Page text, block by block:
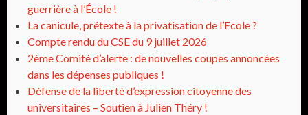
guerrière à l’École !
La canicule, prétexte à la privatisation de l’Ecole ?
Compte rendu du CSE du 9 juillet 2026
2ème Comité d’alerte : de nouvelles coupes annoncées
dans les dépenses publiques !
Défense de la liberté d’expression citoyenne des
universitaires – Soutien à Julien Théry !